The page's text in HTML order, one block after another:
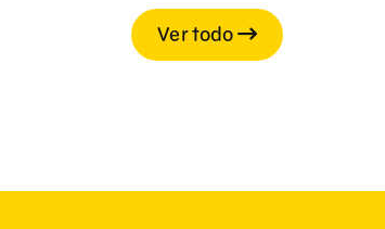
Ver todo